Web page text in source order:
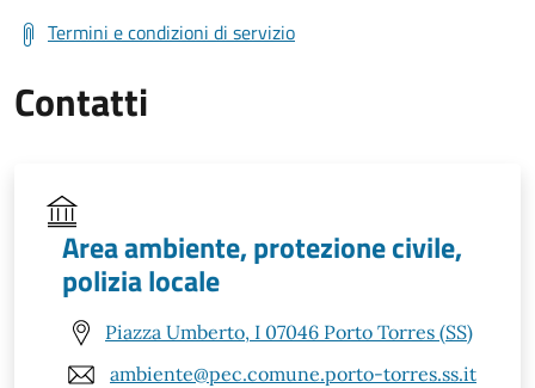
Termini e condizioni di servizio
Contatti
Area ambiente, protezione civile,
polizia locale
Piazza Umberto, I 07046 Porto Torres (SS)
ambiente@pec.comune.porto-torres.ss.it